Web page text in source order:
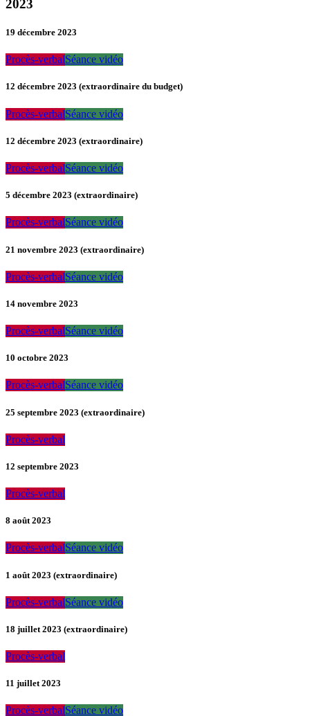
2023
19 décembre 2023
Procès-verbalSéance vidéo
12 décembre 2023 (extraordinaire du budget)
Procès-verbalSéance vidéo
12 décembre 2023 (extraordinaire)
Procès-verbalSéance vidéo
5 décembre 2023 (extraordinaire)
Procès-verbalSéance vidéo
21 novembre 2023 (extraordinaire)
Procès-verbalSéance vidéo
14 novembre 2023
Procès-verbalSéance vidéo
10 octobre 2023
Procès-verbalSéance vidéo
25 septembre 2023 (extraordinaire)
Procès-verbal
12 septembre 2023
Procès-verbal
8 août 2023
Procès-verbalSéance vidéo
1 août 2023 (extraordinaire)
Procès-verbalSéance vidéo
18 juillet 2023 (extraordinaire)
Procès-verbal
11 juillet 2023
Procès-verbalSéance vidéo